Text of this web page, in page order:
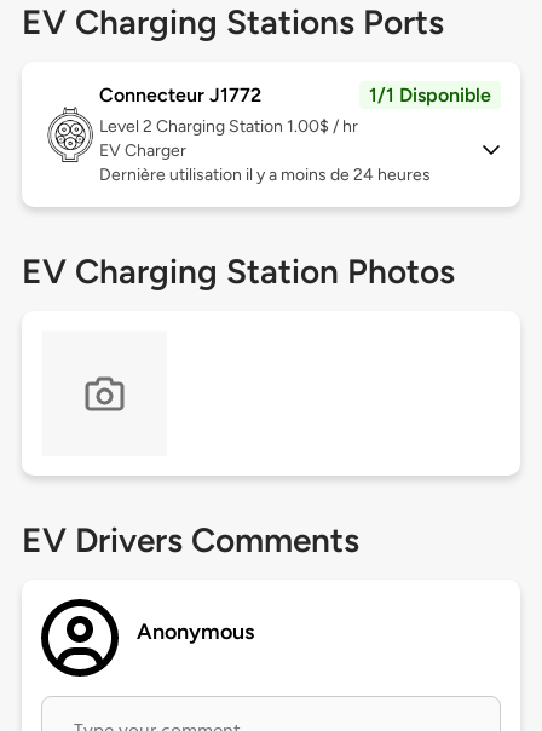
EV Charging Stations Ports
Connecteur J1772 1/1 Disponible
Level 2 Charging Station 1.00$ / hr
EV Charger
Dernière utilisation il y a moins de 24 heures
EV Charging Station Photos
EV Drivers Comments
Anonymous